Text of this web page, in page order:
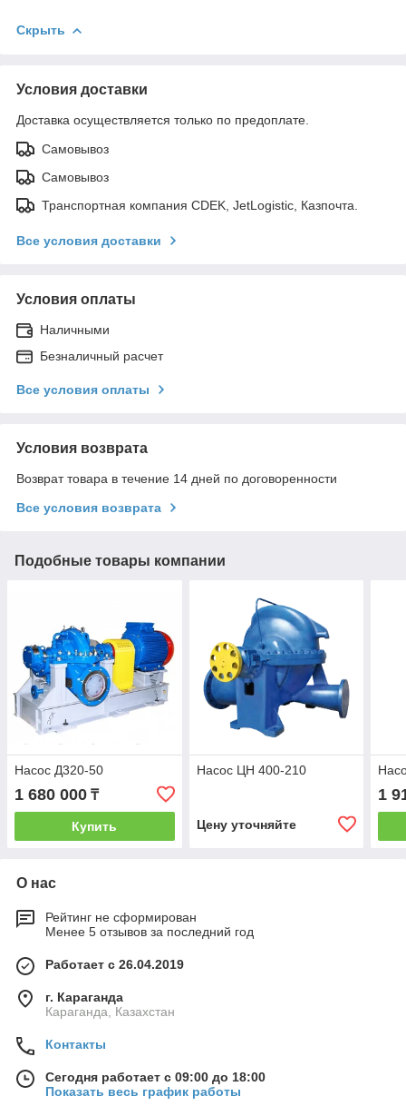
Скрыть
Условия доставки
Доставка осуществляется только по предоплате.
Самовывоз
Самовывоз
Транспортная компания CDEK, JetLogistic, Казпочта.
Все условия доставки
Условия оплаты
Наличными
Безналичный расчет
Все условия оплаты
Условия возврата
Возврат товара в течение 14 дней по договоренности
Все условия возврата
Подобные товары компании
Насос Д320-50
1 680 000 ₸
Купить
Насос ЦН 400-210
Цену уточняйте
1
О нас
Рейтинг не сформирован
Менее 5 отзывов за последний год
Работает с 26.04.2019
г. Караганда
Караганда, Казахстан
Контакты
Сегодня работает с 09:00 до 18:00
Показать весь график работы